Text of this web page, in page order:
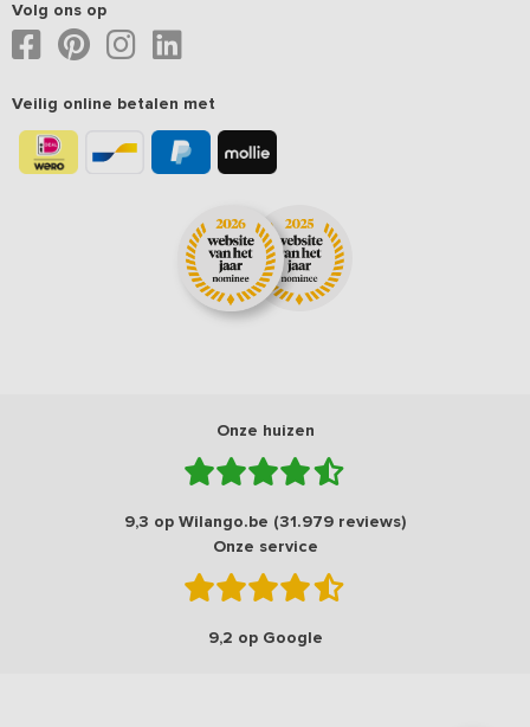
Volg ons op
Veilig online betalen met
Onze huizen
9,3 op Wilango.be (31.979 reviews)
Onze service
9,2 op Google